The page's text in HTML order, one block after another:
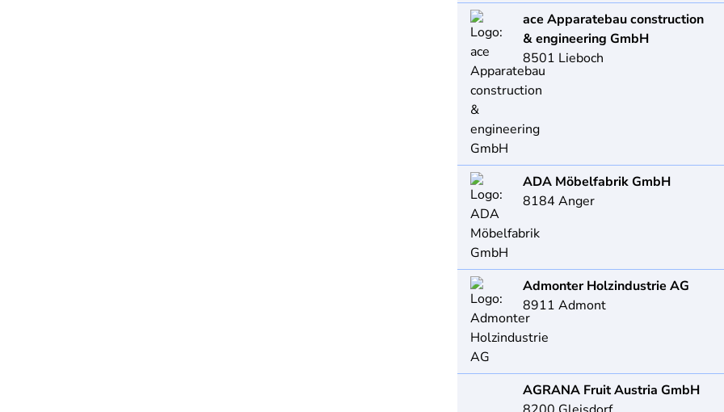
ace Apparatebau construction
& engineering GmbH
8501 Lieboch
ADA Möbelfabrik GmbH
8184 Anger
Admonter Holzindustrie AG
8911 Admont
AGRANA Fruit Austria GmbH